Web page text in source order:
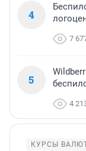
4
7
5
4
КУРСЫ